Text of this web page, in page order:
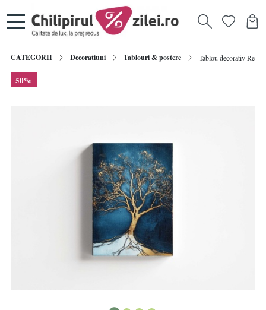
CATEGORII Decoratiuni Tablouri & postere Tablou decorativ Re-
50%